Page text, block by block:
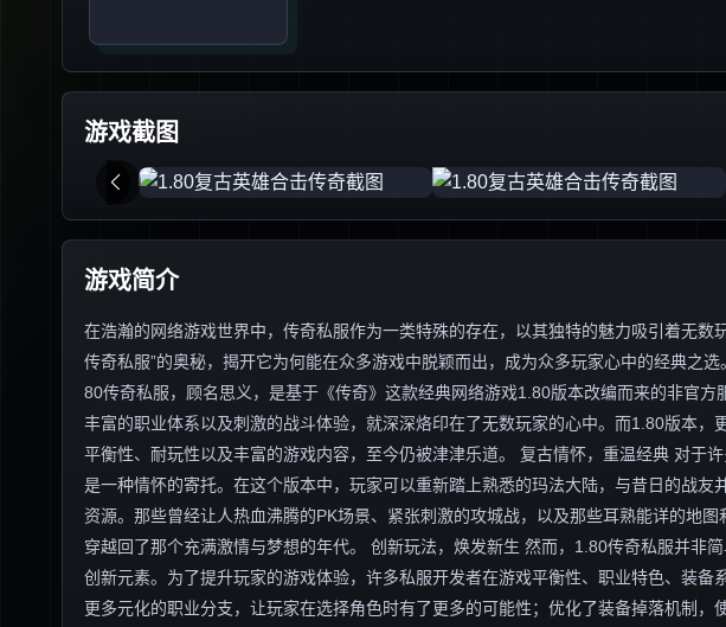
游戏截图
游戏简介
在浩瀚的网络游戏世界中，传奇私服作为一类特殊的存在，以其独特的魅力吸引着无数
传奇私服”的奥秘，揭开它为何能在众多游戏中脱颖而出，成为众多玩家心中的经典之
80传奇私服，顾名思义，是基于《传奇》这款经典网络游戏1.80版本改编而来的非官方
丰富的职业体系以及刺激的战斗体验，就深深烙印在了无数玩家的心中。而1.80版本，
平衡性、耐玩性以及丰富的游戏内容，至今仍被津津乐道。 复古情怀，重温经典 对于
是一种情怀的寄托。在这个版本中，玩家可以重新踏上熟悉的玛法大陆，与昔日的战友
资源。那些曾经让人热血沸腾的PK场景、紧张刺激的攻城战，以及那些耳熟能详的地
穿越回了那个充满激情与梦想的年代。 创新玩法，焕发新生 然而，1.80传奇私服并非
创新元素。为了提升玩家的游戏体验，许多私服开发者在游戏平衡性、职业特色、装备
更多元化的职业分支，让玩家在选择角色时有了更多的可能性；优化了装备掉落机制，